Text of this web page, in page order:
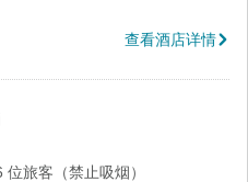
查看酒店详情
旅客（禁止吸烟）